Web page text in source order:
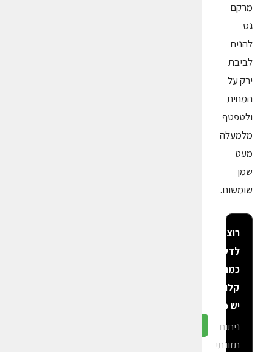
מרקם
גס
להניח
לביבת
ירק על
המחית
ולטפטף
מלמעלה
מעט
שמן
שומשום.
רוצה
לדעת
כמה
קלוריות
יש פה?
ניתוח
תזונתי